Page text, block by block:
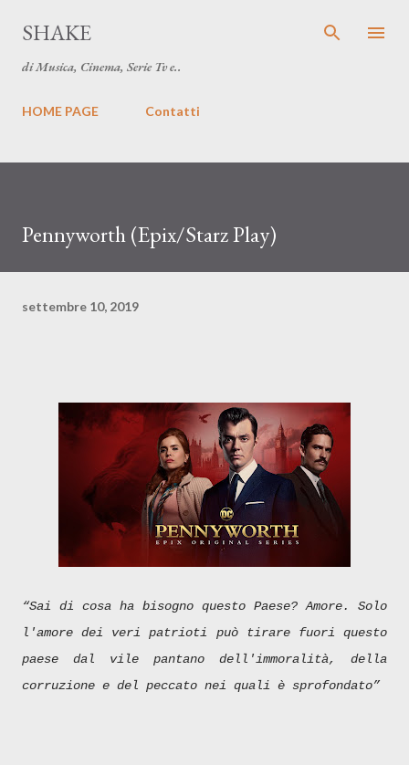
SHAKE
di Musica, Cinema, Serie Tv e..
HOME PAGE Contatti
Pennyworth (Epix/Starz Play)
settembre 10, 2019
“Sai di cosa ha bisogno questo Paese? Amore. Solo
l'amore dei veri patrioti può tirare fuori questo
paese dal vile pantano dell'immoralità, della
corruzione e del peccato nei quali è sprofondato”